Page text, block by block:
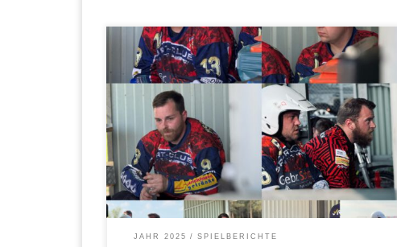
m vergangenen Samstagmorgen machte sich unser
Malscher Team auf den Weg ins ca. 450 km entfernte Budel
in Holland. Trotz langer Fahrt und einem sehr dezimierten
Kader waren alle motiviert. Das 1. Viertel verlief bis in die
letzten Minuten gut. Die Abwehr stand stabil, und auch vor
dem gegnerischen Tor […]
JAHR 2025 SPIELBERICHTE